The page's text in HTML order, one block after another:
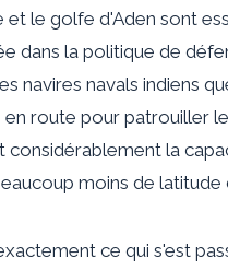
et le golfe d'Aden sont
dans la politique de
navires navals indiens
en route pour patrouiller
considérablement la
moins de
ce qui s'est